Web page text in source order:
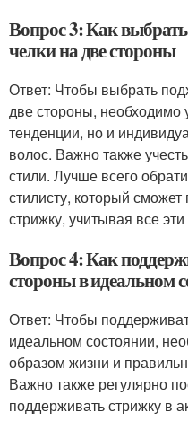
Вопрос 3: Как
челки на две стороны
Ответ: Чтобы выбрать
две стороны, необходимо
тенденции, но и
волос. Важно также
стили. Лучше всего
стилисту, который
стрижку, учитывая все
Вопрос 4: Как
стороны в идеальном
Ответ: Чтобы
идеальном состоянии,
образом жизни и
Важно также регулярно
поддерживать стрижку в